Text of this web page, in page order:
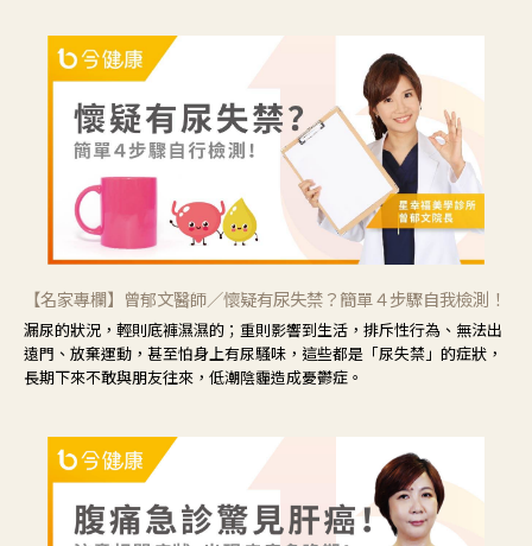
【名家專欄】曾郁文醫師／懷疑有尿失禁？簡單４步驟自我檢測！
漏尿的狀況，輕則底褲濕濕的；重則影響到生活，排斥性行為、無法出
遠門、放棄運動，甚至怕身上有尿騷味，這些都是「尿失禁」的症狀，
長期下來不敢與朋友往來，低潮陰霾造成憂鬱症。